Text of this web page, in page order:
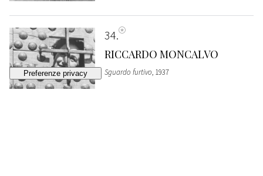
34
RICCARDO MONCALVO
Sguardo furtivo, 1937